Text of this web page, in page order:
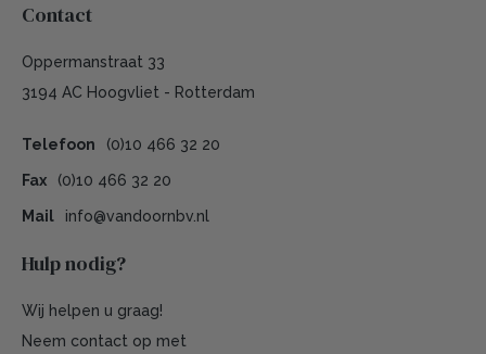
Contact
Oppermanstraat 33
3194 AC Hoogvliet - Rotterdam
Telefoon (0)10 466 32 20
Fax (0)10 466 32 20
Mail info@vandoornbv.nl
Hulp nodig?
Wij helpen u graag!
Neem contact op met